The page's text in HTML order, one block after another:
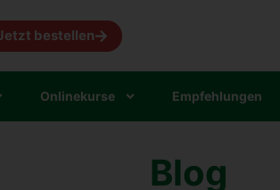
bestellen
Online­kur­se Emp­feh­lun­gen
Blog